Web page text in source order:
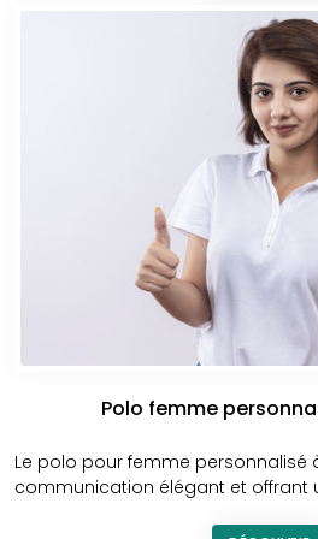
spécifique, ou encore jouer la
La personnalisation est aussi
cohésion au sein de vos équipes.
harmonisé, chacun devient
l’entreprise. Cela renforce le
tout en véhiculant une
Un produit de qualité
Print and Prod
Faire appel à Print and Prod pour
polos commerciaux personnalisés
projet fait l’objet d’un suivi
L’impression est réalisée avec
conditions qui garantissent la
fidélité du visuel. L’équipe Print and
Polo femme
Le polo pour femme personnalisé
communication élégant et offrant